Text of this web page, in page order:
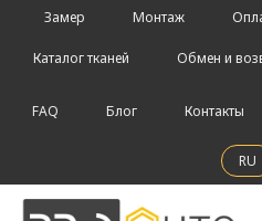
Замер Монтаж
Каталог тканей Обмен и
FAQ Блог Контакты
RU